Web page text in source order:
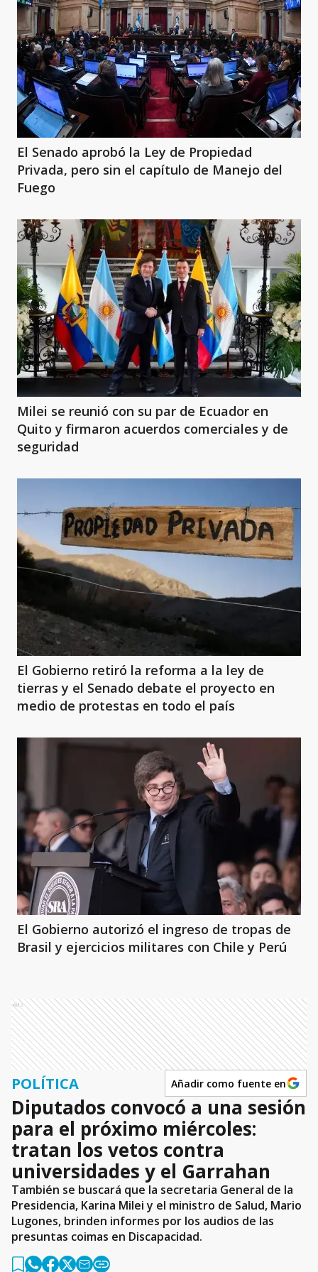
El Senado aprobó la Ley de Propiedad
Privada, pero sin el capítulo de Manejo del
Fuego
Milei se reunió con su par de Ecuador en
Quito y firmaron acuerdos comerciales y de
seguridad
El Gobierno retiró la reforma a la ley de
tierras y el Senado debate el proyecto en
medio de protestas en todo el país
El Gobierno autorizó el ingreso de tropas de
Brasil y ejercicios militares con Chile y Perú
Ads
POLÍTICA Añadir como fuente en
Diputados convocó a una sesión
para el próximo miércoles:
tratan los vetos contra
universidades y el Garrahan
También se buscará que la secretaria General de la
Presidencia, Karina Milei y el ministro de Salud, Mario
Lugones, brinden informes por los audios de las
presuntas coimas en Discapacidad.